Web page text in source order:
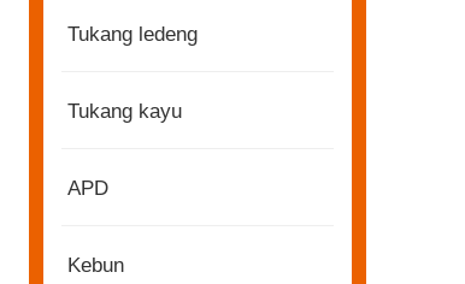
Tukang ledeng
Tukang kayu
APD
Kebun